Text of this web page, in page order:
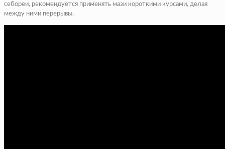
себореи, рекомендуется применять мази короткими курсами, делая
между ними перерывы.